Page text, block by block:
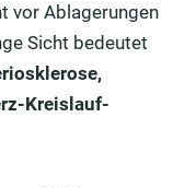
vor Ablagerungen
Sicht bedeutet
Kreislauf-